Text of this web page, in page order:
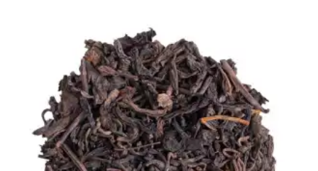
CHF 18.00